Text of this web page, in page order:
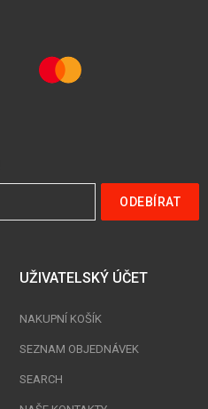
UŽIVATELSKÝ ÚČET
NAKUPNÍ KOŠÍK
SEZNAM OBJEDNÁVEK
SEARCH